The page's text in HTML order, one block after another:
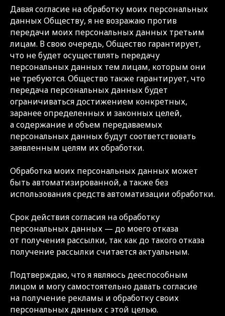
Давая согласие на обработку моих персональных
данных Обществу, я не возражаю против
передачи моих персональных данных третьим
лицам. В свою очередь, Общество гарантирует,
что не будет осуществлять передачу
персональных данных тем лицам, которым они
не требуются. Общество также гарантирует, что
передача персональных данных будет
ограничиваться достижением конкретных,
заранее определенных и законных целей,
а содержание и объем передаваемых
персональных данных будут соответствовать
заявленным целям их обработки.
Обработка моих персональных данных может
быть автоматизированной, а также без
использования средств автоматизации обработки.
Срок действия согласия на обработку
персональных данных — до моего отказа
от получения рассылки, так как до такого отказа
получение рассылки считается актуальным.
Подтверждаю, что я являюсь дееспособным
лицом и могу самостоятельно давать согласие
на получение рекламы и обработку своих
персональных данных с этой целью.